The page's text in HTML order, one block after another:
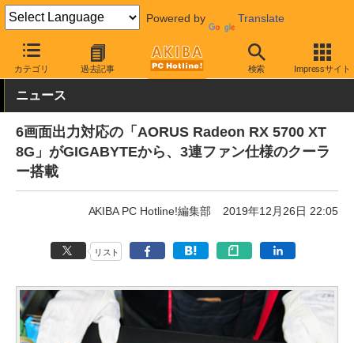
Powered by Translate
カテゴリ 過去記事 検索 Impressサイト
AKIBA PC Hotline! PCパーツ ビデオカード（グラフィックボード
ニュース
6画面出力対応の「AORUS Radeon RX 5700 XT
8G」がGIGABYTEから、3連ファン仕様のクーラ
ー搭載
AKIBA PC Hotline!編集部 2019年12月26日 22:05
リスト